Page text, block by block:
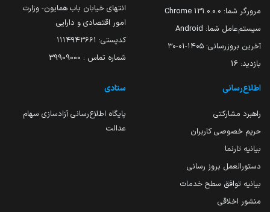
مرورگر شما: 131.0.0.0 Chrome
سیستم‌عامل شما: Android
آخرین بروزرسانی: ۱۴۰۵-۰۱-۳۰
بازدید: 16
انتهای خیابان باب همایون- وزارت
امور اقتصادی و دارایی
کدپستی: ۱۱۱۴۹۴۳۶۶۱
شماره تماس : 39909000
اطلاع‌رسانی
راهبرد مشارکتی
حریم خصوصی کاربران
بیانیه تارنما
دستورالعمل بروز رسانی
بیانیه توافق سطح خدمات
منشور اخلاقی
ستادی
پایگاه اطلاع‌رسانی آزادسازی سهام
عدالت